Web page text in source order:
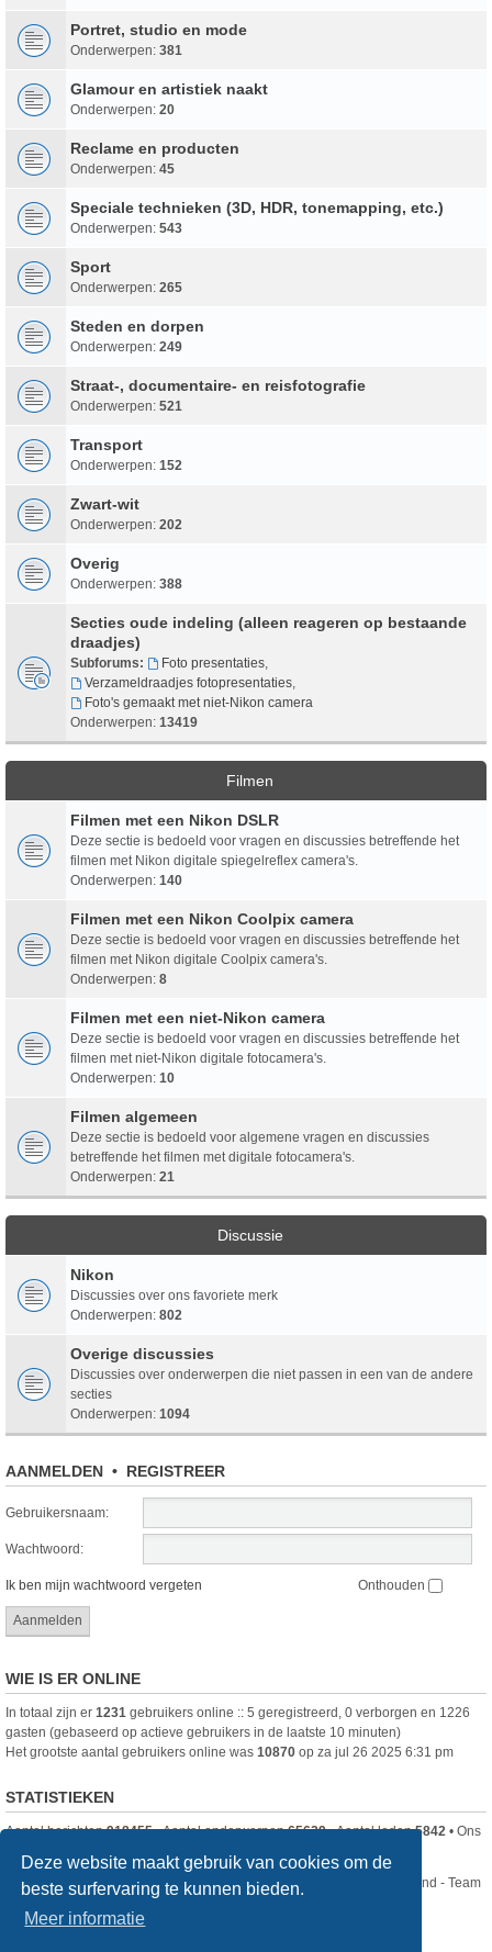
Deze website maakt gebruik van cookies om de
beste surfervaring te kunnen bieden.
Meer informatie
Portret, studio en mode
Onderwerpen: 381
Glamour en artistiek naakt
Onderwerpen: 20
Reclame en producten
Onderwerpen: 45
Speciale technieken (3D, HDR, tonemapping, etc.)
Onderwerpen: 543
Sport
Onderwerpen: 265
Steden en dorpen
Onderwerpen: 249
Straat-, documentaire- en reisfotografie
Onderwerpen: 521
Transport
Onderwerpen: 152
Zwart-wit
Onderwerpen: 202
Overig
Onderwerpen: 388
Secties oude indeling (alleen reageren op bestaande
draadjes)
Subforums: Foto presentaties,
Verzameldraadjes fotopresentaties,
Foto's gemaakt met niet-Nikon camera
Onderwerpen: 13419
Filmen
Filmen met een Nikon DSLR
Deze sectie is bedoeld voor vragen en discussies betreffende het
filmen met Nikon digitale spiegelreflex camera's.
Onderwerpen: 140
Filmen met een Nikon Coolpix camera
Deze sectie is bedoeld voor vragen en discussies betreffende het
filmen met Nikon digitale Coolpix camera's.
Onderwerpen: 8
Filmen met een niet-Nikon camera
Deze sectie is bedoeld voor vragen en discussies betreffende het
filmen met niet-Nikon digitale fotocamera's.
Onderwerpen: 10
Filmen algemeen
Deze sectie is bedoeld voor algemene vragen en discussies
betreffende het filmen met digitale fotocamera's.
Onderwerpen: 21
Discussie
Nikon
Discussies over ons favoriete merk
Onderwerpen: 802
Overige discussies
Discussies over onderwerpen die niet passen in een van de andere
secties
Onderwerpen: 1094
AANMELDEN • REGISTREER
Gebruikersnaam:
Wachtwoord:
Ik ben mijn wachtwoord vergeten Onthouden
WIE IS ER ONLINE
In totaal zijn er 1231 gebruikers online :: 5 geregistreerd, 0 verborgen en 1226
gasten (gebaseerd op actieve gebruikers in de laatste 10 minuten)
Het grootste aantal gebruikers online was 10870 op za jul 26 2025 6:31 pm
STATISTIEKEN
Aantal berichten918455• Aantal onderwerpen65629• Aantal leden5842 • Ons
Nikon Club Nederland - Team
Forum